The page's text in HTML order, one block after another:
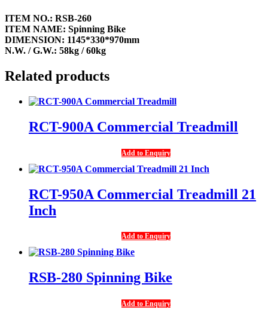
ITEM NO.: RSB-260
ITEM NAME: Spinning Bike
DIMENSION: 1145*330*970mm
N.W. / G.W.: 58kg / 60kg
Related products
RCT-900A Commercial Treadmill
Add to Enquiry
RCT-950A Commercial Treadmill 21
Inch
Add to Enquiry
RSB-280 Spinning Bike
Add to Enquiry